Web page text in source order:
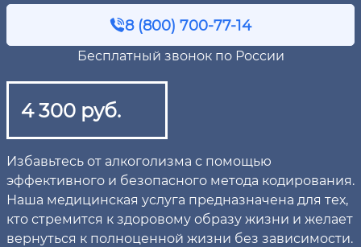
8 (800) 700-77-14
Бесплатный звонок по России
4 300 руб.
Избавьтесь от алкоголизма с помощью
эффективного и безопасного метода кодирования.
Наша медицинская услуга предназначена для тех,
кто стремится к здоровому образу жизни и желает
вернуться к полноценной жизни без зависимости.